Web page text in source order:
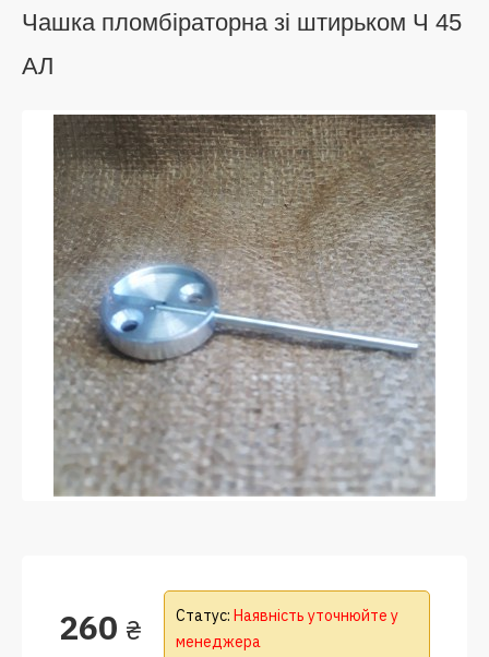
Чашка пломбіраторна зі штирьком Ч 45
АЛ
260 ₴ Статус: Наявність уточнюйте у
менеджера